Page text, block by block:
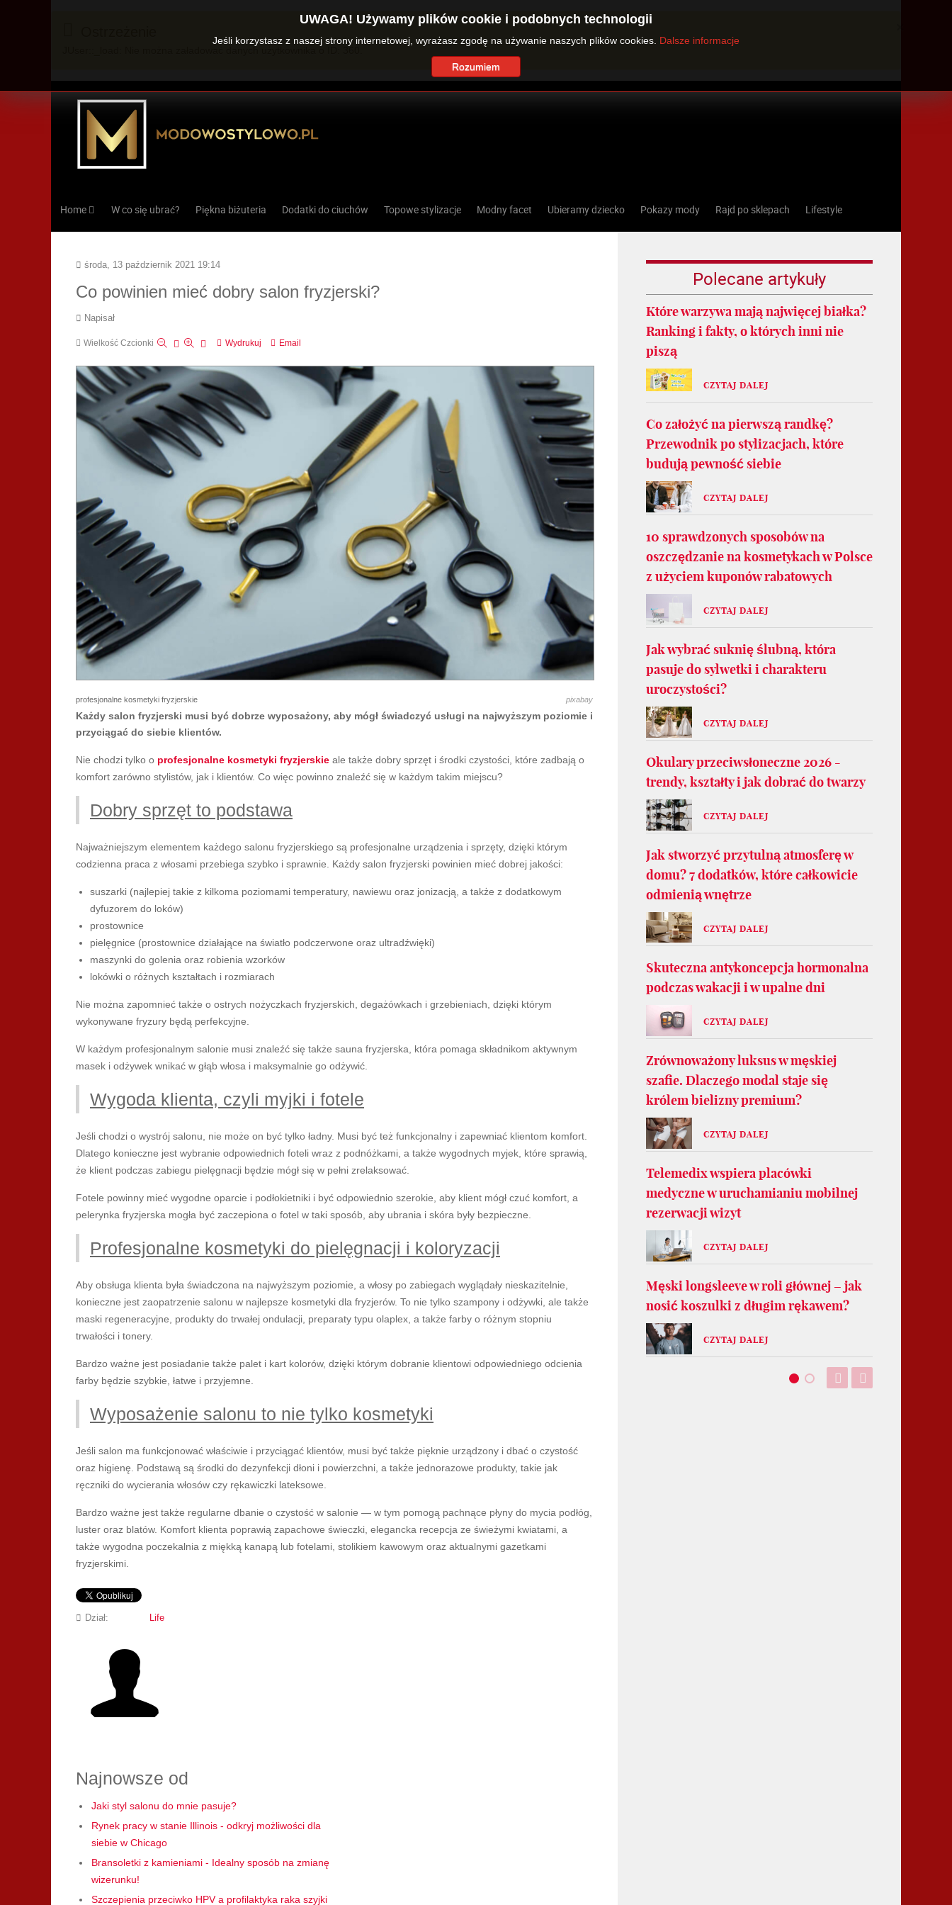
Home W co się ubrać? Piękna biżuteria Dodatki do ciuchów Topowe stylizacje Modny facet Ubieramy dziecko Pokazy mody Rajd po sklepach Lifestyle
środa, 13 październik 2021 19:14
Co powinien mieć dobry salon fryzjerski?
Napisał
Wielkość Czcionki Wydrukuj Email
profesjonalne kosmetyki fryzjerskie pixabay
Każdy salon fryzjerski musi być dobrze wyposażony, aby mógł świadczyć usługi na najwyższym poziomie i
przyciągać do siebie klientów.
Nie chodzi tylko o profesjonalne kosmetyki fryzjerskie ale także dobry sprzęt i środki czystości, które zadbają o
komfort zarówno stylistów, jak i klientów. Co więc powinno znaleźć się w każdym takim miejscu?
Dobry sprzęt to podstawa
Najważniejszym elementem każdego salonu fryzjerskiego są profesjonalne urządzenia i sprzęty, dzięki którym
codzienna praca z włosami przebiega szybko i sprawnie. Każdy salon fryzjerski powinien mieć dobrej jakości:
suszarki (najlepiej takie z kilkoma poziomami temperatury, nawiewu oraz jonizacją, a także z dodatkowym
dyfuzorem do loków)
prostownice
pielęgnice (prostownice działające na światło podczerwone oraz ultradźwięki)
maszynki do golenia oraz robienia wzorków
lokówki o różnych kształtach i rozmiarach
Nie można zapomnieć także o ostrych nożyczkach fryzjerskich, degażówkach i grzebieniach, dzięki którym
wykonywane fryzury będą perfekcyjne.
W każdym profesjonalnym salonie musi znaleźć się także sauna fryzjerska, która pomaga składnikom aktywnym
masek i odżywek wnikać w głąb włosa i maksymalnie go odżywić.
Wygoda klienta, czyli myjki i fotele
Jeśli chodzi o wystrój salonu, nie może on być tylko ładny. Musi być też funkcjonalny i zapewniać klientom komfort.
Dlatego konieczne jest wybranie odpowiednich foteli wraz z podnóżkami, a także wygodnych myjek, które sprawią,
że klient podczas zabiegu pielęgnacji będzie mógł się w pełni zrelaksować.
Fotele powinny mieć wygodne oparcie i podłokietniki i być odpowiednio szerokie, aby klient mógł czuć komfort, a
pelerynka fryzjerska mogła być zaczepiona o fotel w taki sposób, aby ubrania i skóra były bezpieczne.
Profesjonalne kosmetyki do pielęgnacji i koloryzacji
Aby obsługa klienta była świadczona na najwyższym poziomie, a włosy po zabiegach wyglądały nieskazitelnie,
konieczne jest zaopatrzenie salonu w najlepsze kosmetyki dla fryzjerów. To nie tylko szampony i odżywki, ale także
maski regeneracyjne, produkty do trwałej ondulacji, preparaty typu olaplex, a także farby o różnym stopniu
trwałości i tonery.
Bardzo ważne jest posiadanie także palet i kart kolorów, dzięki którym dobranie klientowi odpowiedniego odcienia
farby będzie szybkie, łatwe i przyjemne.
Wyposażenie salonu to nie tylko kosmetyki
Jeśli salon ma funkcjonować właściwie i przyciągać klientów, musi być także pięknie urządzony i dbać o czystość
oraz higienę. Podstawą są środki do dezynfekcji dłoni i powierzchni, a także jednorazowe produkty, takie jak
ręczniki do wycierania włosów czy rękawiczki lateksowe.
Bardzo ważne jest także regularne dbanie o czystość w salonie — w tym pomogą pachnące płyny do mycia podłóg,
luster oraz blatów. Komfort klienta poprawią zapachowe świeczki, elegancka recepcja ze świeżymi kwiatami, a
także wygodna poczekalnia z miękką kanapą lub fotelami, stolikiem kawowym oraz aktualnymi gazetkami
fryzjerskimi.
Dział: Life
Najnowsze od
Jaki styl salonu do mnie pasuje?
Rynek pracy w stanie Illinois - odkryj możliwości dla
siebie w Chicago
Bransoletki z kamieniami - Idealny sposób na zmianę
wizerunku!
Szczepienia przeciwko HPV a profilaktyka raka szyjki
Polecane artykuły
Które warzywa mają najwięcej białka?
Ranking i fakty, o których inni nie
piszą
CZYTAJ DALEJ
Co założyć na pierwszą randkę?
Przewodnik po stylizacjach, które
budują pewność siebie
CZYTAJ DALEJ
10 sprawdzonych sposobów na
oszczędzanie na kosmetykach w Polsce
z użyciem kuponów rabatowych
CZYTAJ DALEJ
Jak wybrać suknię ślubną, która
pasuje do sylwetki i charakteru
uroczystości?
CZYTAJ DALEJ
Okulary przeciwsłoneczne 2026 -
trendy, kształty i jak dobrać do twarzy
CZYTAJ DALEJ
Jak stworzyć przytulną atmosferę w
domu? 7 dodatków, które całkowicie
odmienią wnętrze
CZYTAJ DALEJ
Skuteczna antykoncepcja hormonalna
podczas wakacji i w upalne dni
CZYTAJ DALEJ
Zrównoważony luksus w męskiej
szafie. Dlaczego modal staje się
królem bielizny premium?
CZYTAJ DALEJ
Telemedix wspiera placówki
medyczne w uruchamianiu mobilnej
rezerwacji wizyt
CZYTAJ DALEJ
Męski longsleeve w roli głównej – jak
nosić koszulki z długim rękawem?
CZYTAJ DALEJ
UWAGA! Używamy plików cookie i podobnych technologii
Jeśli korzystasz z naszej strony internetowej, wyrażasz zgodę na używanie naszych plików cookies. Dalsze informacje
Rozumiem